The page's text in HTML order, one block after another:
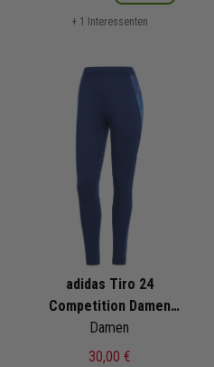
+ 1 Interessenten
adidas Tiro 24
Competition Damen
Trainingshose Tiro 24
Competition
Damen
30,00 €